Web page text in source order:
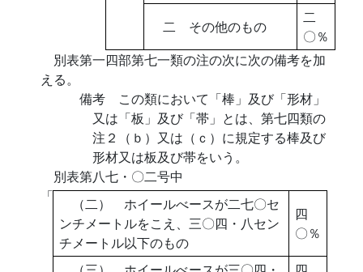
二 その他のもの
二
〇％
別表第一四部第七一類の注の次に次の備考を加
える。
備考 この類において「棒」及び「形材」
又は「板」及び「帯」とは、第七四類の
注２（ｂ）又は（ｃ）に規定する棒及び
形材又は板及び帯をいう。
別表第八七・〇二号中
「
（二） ホイールべースが二七〇セ
ンチメートルをこえ、三〇四・八セン
チメートル以下のもの
四
〇％